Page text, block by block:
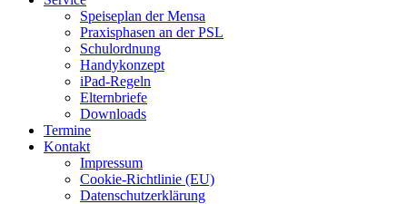
Speiseplan der Mensa
Praxisphasen an der PSL
Schulordnung
Handykonzept
iPad-Regeln
Elternbriefe
Downloads
Termine
Kontakt
Impressum
Cookie-Richtlinie (EU)
Datenschutzerklärung